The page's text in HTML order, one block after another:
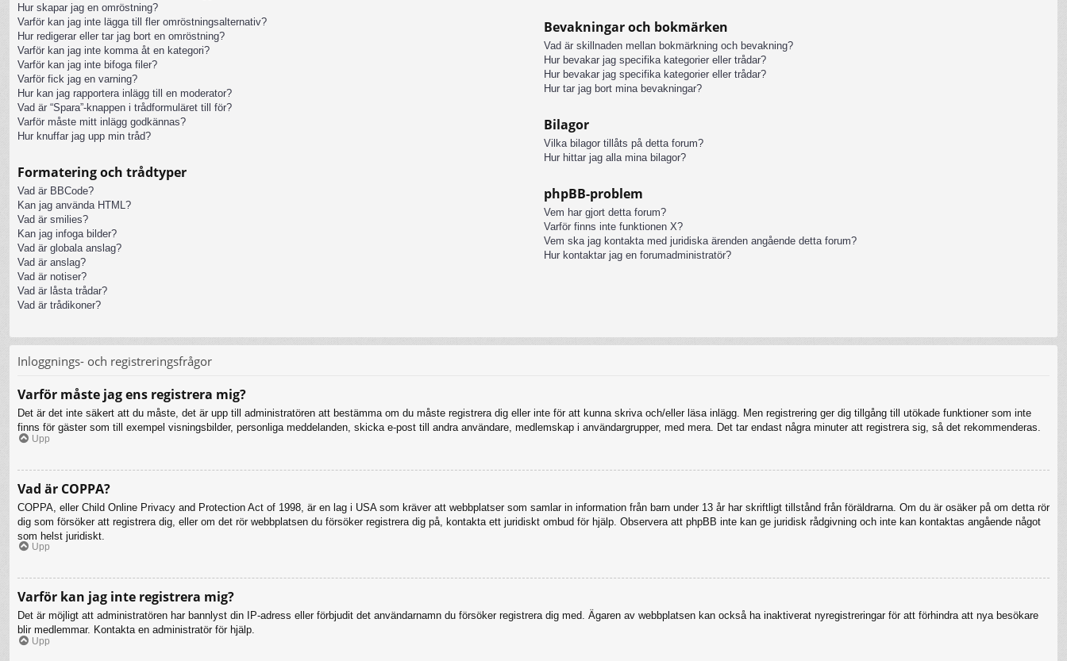
Hur skapar jag en omröstning?
Varför kan jag inte lägga till fler omröstningsalternativ?
Hur redigerar eller tar jag bort en omröstning?
Varför kan jag inte komma åt en kategori?
Varför kan jag inte bifoga filer?
Varför fick jag en varning?
Hur kan jag rapportera inlägg till en moderator?
Vad är “Spara”-knappen i trådformuläret till för?
Varför måste mitt inlägg godkännas?
Hur knuffar jag upp min tråd?
Formatering och trådtyper
Vad är BBCode?
Kan jag använda HTML?
Vad är smilies?
Kan jag infoga bilder?
Vad är globala anslag?
Vad är anslag?
Vad är notiser?
Vad är låsta trådar?
Vad är trådikoner?
Bevakningar och bokmärken
Vad är skillnaden mellan bokmärkning och bevakning?
Hur bevakar jag specifika kategorier eller trådar?
Hur bevakar jag specifika kategorier eller trådar?
Hur tar jag bort mina bevakningar?
Bilagor
Vilka bilagor tillåts på detta forum?
Hur hittar jag alla mina bilagor?
phpBB-problem
Vem har gjort detta forum?
Varför finns inte funktionen X?
Vem ska jag kontakta med juridiska ärenden angående detta forum?
Hur kontaktar jag en forumadministratör?
Inloggnings- och registreringsfrågor
Varför måste jag ens registrera mig?
Det är det inte säkert att du måste, det är upp till administratören att bestämma om du måste registrera dig eller inte för att kunna skriva och/eller läsa inlägg. Men registrering ger dig tillgång till utökade funktioner som inte
finns för gäster som till exempel visningsbilder, personliga meddelanden, skicka e-post till andra användare, medlemskap i användargrupper, med mera. Det tar endast några minuter att registrera sig, så det rekommenderas.
Upp
Vad är COPPA?
COPPA, eller Child Online Privacy and Protection Act of 1998, är en lag i USA som kräver att webbplatser som samlar in information från barn under 13 år har skriftligt tillstånd från föräldrarna. Om du är osäker på om detta rör
dig som försöker att registrera dig, eller om det rör webbplatsen du försöker registrera dig på, kontakta ett juridiskt ombud för hjälp. Observera att phpBB inte kan ge juridisk rådgivning och inte kan kontaktas angående något
som helst juridiskt.
Upp
Varför kan jag inte registrera mig?
Det är möjligt att administratören har bannlyst din IP-adress eller förbjudit det användarnamn du försöker registrera dig med. Ägaren av webbplatsen kan också ha inaktiverat nyregistreringar för att förhindra att nya besökare
blir medlemmar. Kontakta en administratör för hjälp.
Upp